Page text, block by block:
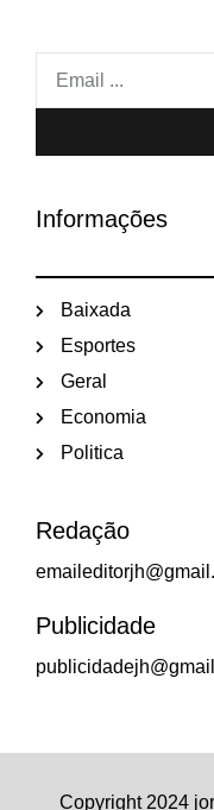
Informações
Baixada
Esportes
Geral
Economia
Politica
Redação
Publicidade
Copyright 2024